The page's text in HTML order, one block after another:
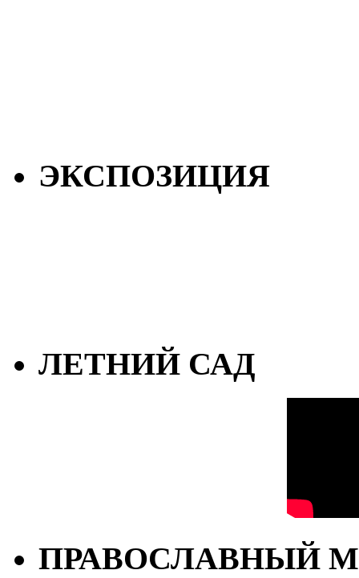
ЭКСПОЗИЦИЯ
ЛЕТНИЙ САД
ПРАВОСЛАВНЫЙ